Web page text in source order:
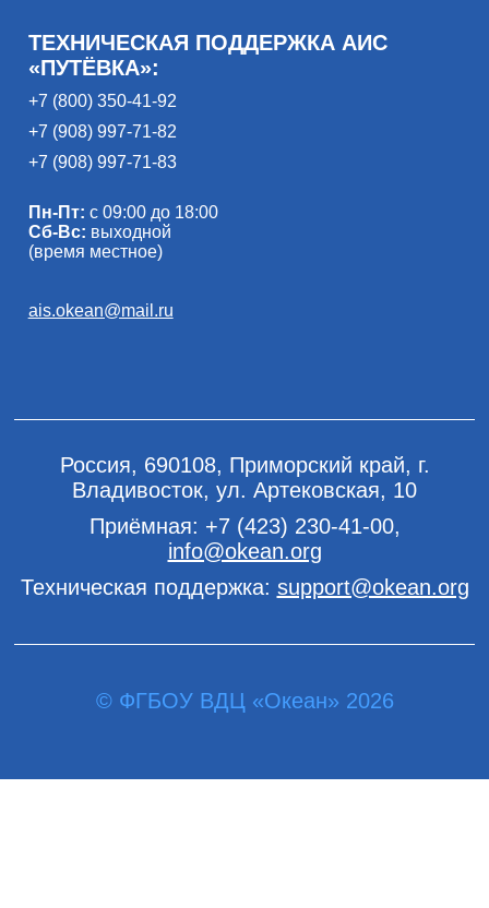
ТЕХНИЧЕСКАЯ ПОДДЕРЖКА АИС
«ПУТЁВКА»:
+7 (800) 350-41-92
+7 (908) 997-71-82
+7 (908) 997-71-83
Пн-Пт: с 09:00 до 18:00
Сб-Вс: выходной
(время местное)
ais.okean@mail.ru
Россия, 690108, Приморский край, г.
Владивосток, ул. Артековская, 10
Приёмная: +7 (423) 230-41-00,
info@okean.org
Техническая поддержка: support@okean.org
© ФГБОУ ВДЦ «Океан» 2026